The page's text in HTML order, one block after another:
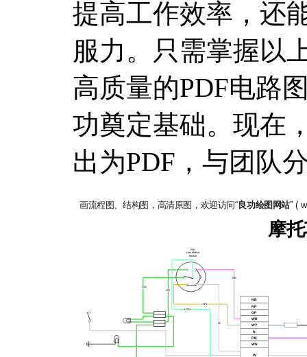
提高工作效率，还
服力。只需掌握以
高质量的PDF电路
功奠定基础。现在
出为PDF，与团队